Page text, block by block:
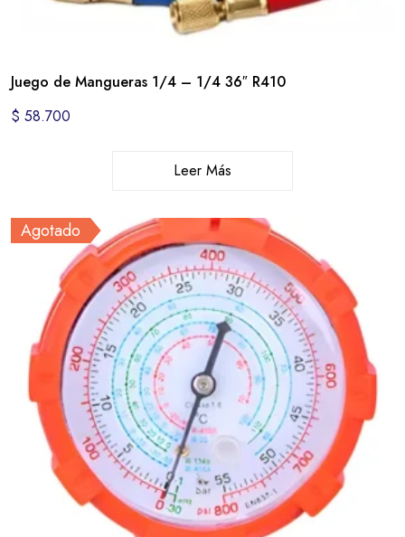
Juego de Mangueras 1/4 – 1/4 36″ R410
$ 58.700
Leer Más
Agotado